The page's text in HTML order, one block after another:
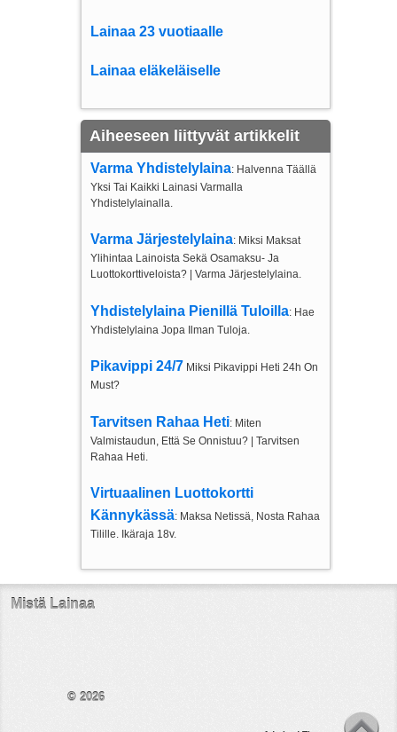
Lainaa 23 vuotiaalle
Lainaa eläkeläiselle
Aiheeseen liittyvät artikkelit
Varma Yhdistelylaina: Halvenna Täällä
Yksi Tai Kaikki Lainasi Varmalla
Yhdistelylainalla.
Varma Järjestelylaina: Miksi Maksat
Ylihintaa Lainoista Sekä Osamaksu- Ja
Luottokorttiveloista? | Varma Järjestelylaina.
Yhdistelylaina Pienillä Tuloilla: Hae
Yhdistelylaina Jopa Ilman Tuloja.
Pikavippi 24/7 Miksi Pikavippi Heti 24h On
Must?
Tarvitsen Rahaa Heti: Miten
Valmistaudun, Että Se Onnistuu? | Tarvitsen
Rahaa Heti.
Virtuaalinen Luottokortti
Kännykässä: Maksa Netissä, Nosta Rahaa
Tilille. Ikäraja 18v.
Mistä Lainaa
© 2026